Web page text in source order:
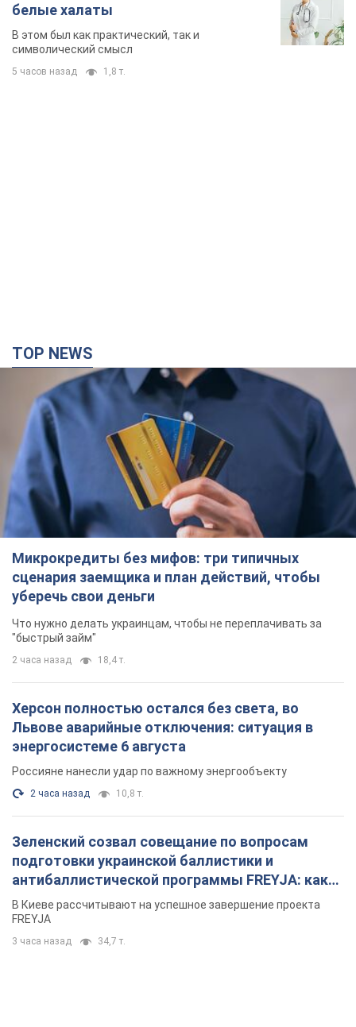
белые халаты
В этом был как практический, так и
символический смысл
5 часов назад 1,8 т.
TOP NEWS
Микрокредиты без мифов: три типичных
сценария заемщика и план действий, чтобы
уберечь свои деньги
Что нужно делать украинцам, чтобы не переплачивать за
"быстрый займ"
2 часа назад 18,4 т.
Херсон полностью остался без света, во
Львове аварийные отключения: ситуация в
энергосистеме 6 августа
Россияне нанесли удар по важному энергообъекту
2 часа назад 10,8 т.
Зеленский созвал совещание по вопросам
подготовки украинской баллистики и
антибаллистической программы FREYJA: какие
решения готовятся
В Киеве рассчитывают на успешное завершение проекта
FREYJA
3 часа назад 34,7 т.